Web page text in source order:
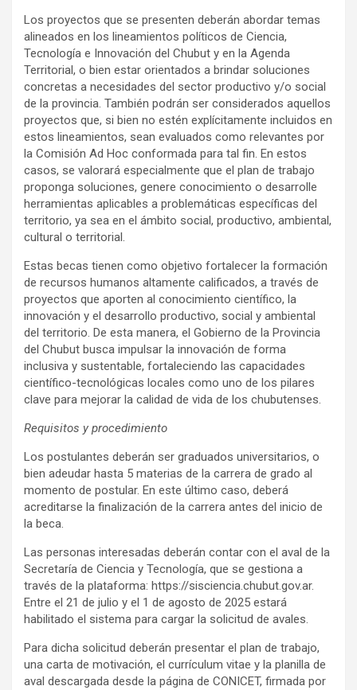
Los proyectos que se presenten deberán abordar temas
alineados en los lineamientos políticos de Ciencia,
Tecnología e Innovación del Chubut y en la Agenda
Territorial, o bien estar orientados a brindar soluciones
concretas a necesidades del sector productivo y/o social
de la provincia. También podrán ser considerados aquellos
proyectos que, si bien no estén explícitamente incluidos en
estos lineamientos, sean evaluados como relevantes por
la Comisión Ad Hoc conformada para tal fin. En estos
casos, se valorará especialmente que el plan de trabajo
proponga soluciones, genere conocimiento o desarrolle
herramientas aplicables a problemáticas específicas del
territorio, ya sea en el ámbito social, productivo, ambiental,
cultural o territorial.
Estas becas tienen como objetivo fortalecer la formación
de recursos humanos altamente calificados, a través de
proyectos que aporten al conocimiento científico, la
innovación y el desarrollo productivo, social y ambiental
del territorio. De esta manera, el Gobierno de la Provincia
del Chubut busca impulsar la innovación de forma
inclusiva y sustentable, fortaleciendo las capacidades
científico-tecnológicas locales como uno de los pilares
clave para mejorar la calidad de vida de los chubutenses.
Requisitos y procedimiento
Los postulantes deberán ser graduados universitarios, o
bien adeudar hasta 5 materias de la carrera de grado al
momento de postular. En este último caso, deberá
acreditarse la finalización de la carrera antes del inicio de
la beca.
Las personas interesadas deberán contar con el aval de la
Secretaría de Ciencia y Tecnología, que se gestiona a
través de la plataforma: https://sisciencia.chubut.gov.ar.
Entre el 21 de julio y el 1 de agosto de 2025 estará
habilitado el sistema para cargar la solicitud de avales.
Para dicha solicitud deberán presentar el plan de trabajo,
una carta de motivación, el currículum vitae y la planilla de
aval descargada desde la página de CONICET, firmada por